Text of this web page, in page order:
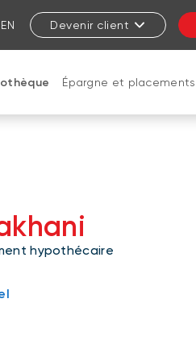
EN Devenir client
Épargne et placements
hypothécaire